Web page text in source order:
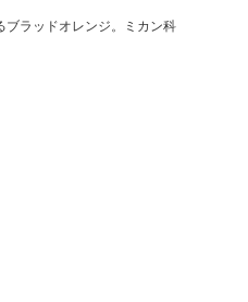
ブラッドオレンジ。ミカン科